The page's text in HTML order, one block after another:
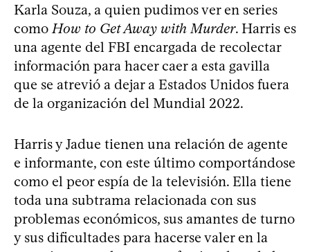
Karla Souza, a quien pudimos ver en series
como How to Get Away with Murder. Harris es
una agente del FBI encargada de recolectar
información para hacer caer a esta gavilla
que se atrevió a dejar a Estados Unidos fuera
de la organización del Mundial 2022.
Harris y Jadue tienen una relación de agente
e informante, con este último comportándose
como el peor espía de la televisión. Ella tiene
toda una subtrama relacionada con sus
problemas económicos, sus amantes de turno
y sus dificultades para hacerse valer en la